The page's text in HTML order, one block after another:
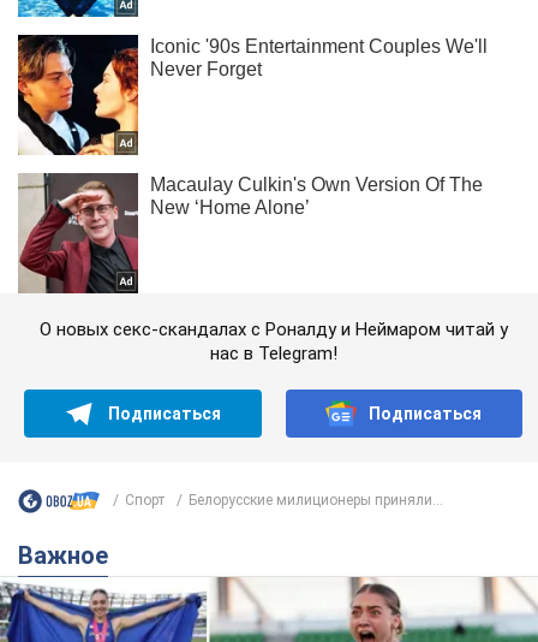
О новых секс-скандалах с Роналду и Неймаром читай у
нас в Telegram!
Подписаться Подписаться
Спорт Белорусские милиционеры приняли...
Важное